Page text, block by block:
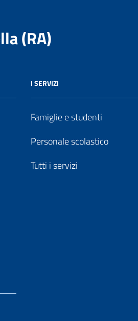
(RA)
I SERVIZI
Famiglie e studenti
Personale scolastico
Tutti i servizi